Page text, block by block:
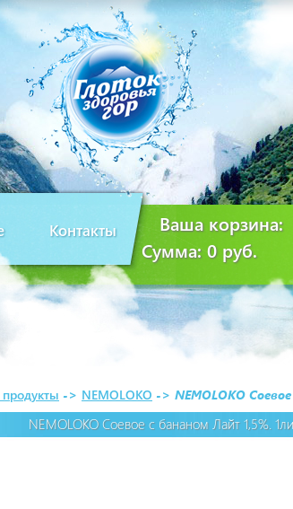
Контакты
Ваша корзина:
Сумма: 0 руб.
-> NEMOLOKO -> NEMOLOKO
NEMOLOKO Соевое с бананом Лайт 1,5%.